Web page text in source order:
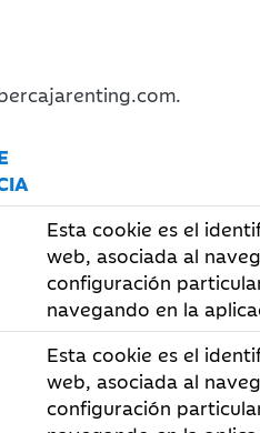
Esta cookie es el
web, asociada al
configuración
navegando en la
Esta cookie es el
web, asociada al
configuración